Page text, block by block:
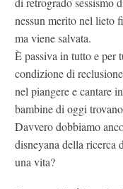
nessun merito nel lieto
ma viene salvata.
È passiva in tutto e per
condizione di
nel piangere e cantare
bambine di oggi
Davvero dobbiamo
disneyana della ricerca
una vita?